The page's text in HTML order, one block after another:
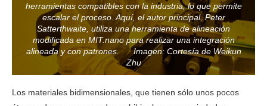
herramientas compatibles con la industria, lo que permite
escalar el proceso. Aquí, el autor principal, Peter
Satterthwaite, utiliza una herramienta de alineación
modificada en MIT.nano para realizar una integración
alineada y con patrones. Imagen: Cortesía de Weikun
Zhu
Los materiales bidimensionales, que tienen sólo unos pocos